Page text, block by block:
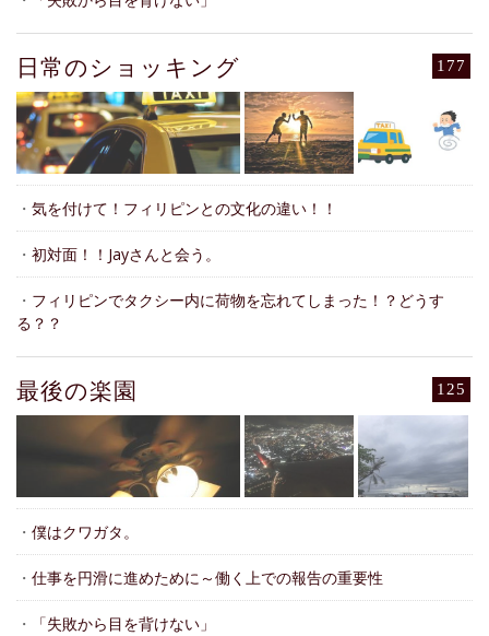
177
日常のショッキング
・ 気を付けて！フィリピンとの文化の違い！！
・ 初対面！！Jayさんと会う。
・ フィリピンでタクシー内に荷物を忘れてしまった！？どうす
る？？
125
最後の楽園
・ 僕はクワガタ。
・ 仕事を円滑に進めために～働く上での報告の重要性
・ 「失敗から目を背けない」